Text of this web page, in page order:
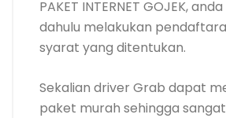
PAKET INTERNET GOJEK,
dahulu melakukan
syarat yang ditentukan.
Sekalian driver Grab dapat
paket murah sehingga